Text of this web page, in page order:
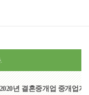
년 결혼중개업 중개업자